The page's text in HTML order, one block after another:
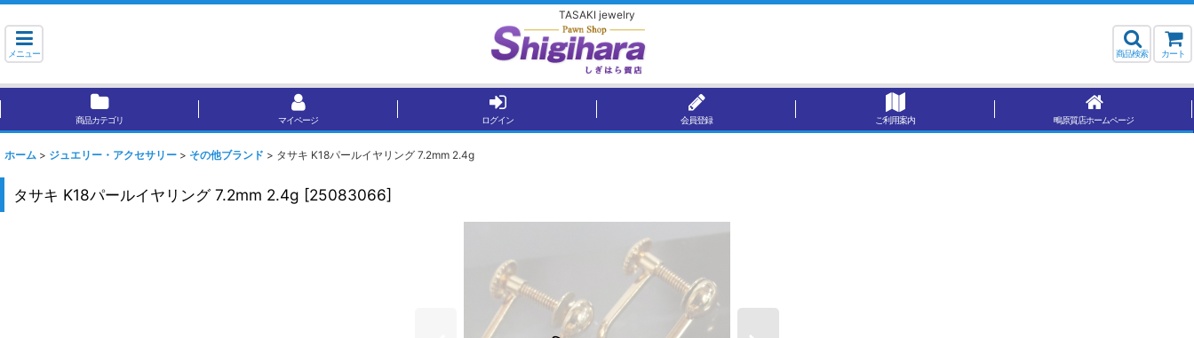
TASAKI jewelry
メニュー 商品検索 カート
商品カテゴリ マイページ ログイン 会員登録 ご利用案内 鴫原質店ホームページ
ホーム > ジュエリー・アクセサリー > その他ブランド > タサキ K18パールイヤリング 7.2mm 2.4g
タサキ K18パールイヤリング 7.2mm 2.4g [25083066]